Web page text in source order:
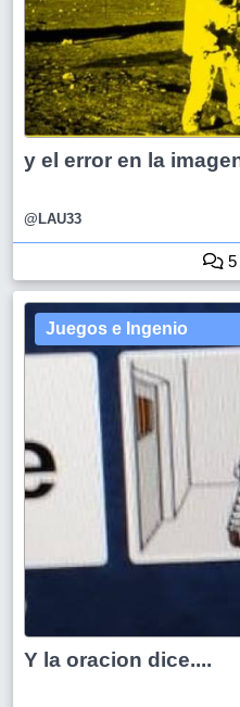
y el error en la
@LAU33
5
Juegos e Ingenio
Y la oracion dice....